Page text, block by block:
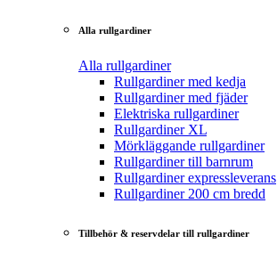
Alla rullgardiner
Alla rullgardiner
Rullgardiner med kedja
Rullgardiner med fjäder
Elektriska rullgardiner
Rullgardiner XL
Mörkläggande rullgardiner
Rullgardiner till barnrum
Rullgardiner expressleverans
Rullgardiner 200 cm bredd
Tillbehör & reservdelar till rullgardiner